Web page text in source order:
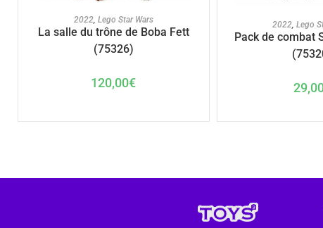
AJOUTER AU PANIER
2022, Lego Star Wars
La salle du trône de Boba Fett
(75326)
120,00€
AJOUTER
2022,Lego
Pack de combat